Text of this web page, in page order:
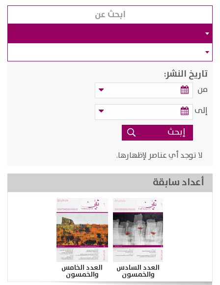
تاريخ النشر:
من
إلى
لا توجد أي عناصر لإظهارها.
أعداد سابقة
العدد السادس
والخمسون
العدد الخامس
والخمسون